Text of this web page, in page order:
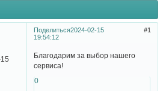
Поделиться 1
2024-02-15
19:54:12
Благодарим за выбор нашего
сервиса!
0